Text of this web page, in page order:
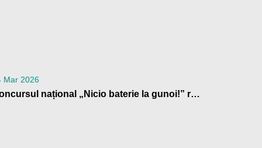
Mar 2026
Concursul național „Nicio baterie la gunoi!” revine: o nouă ediție cu premii pentru școlile din România care contribuie la reciclarea bateriilor